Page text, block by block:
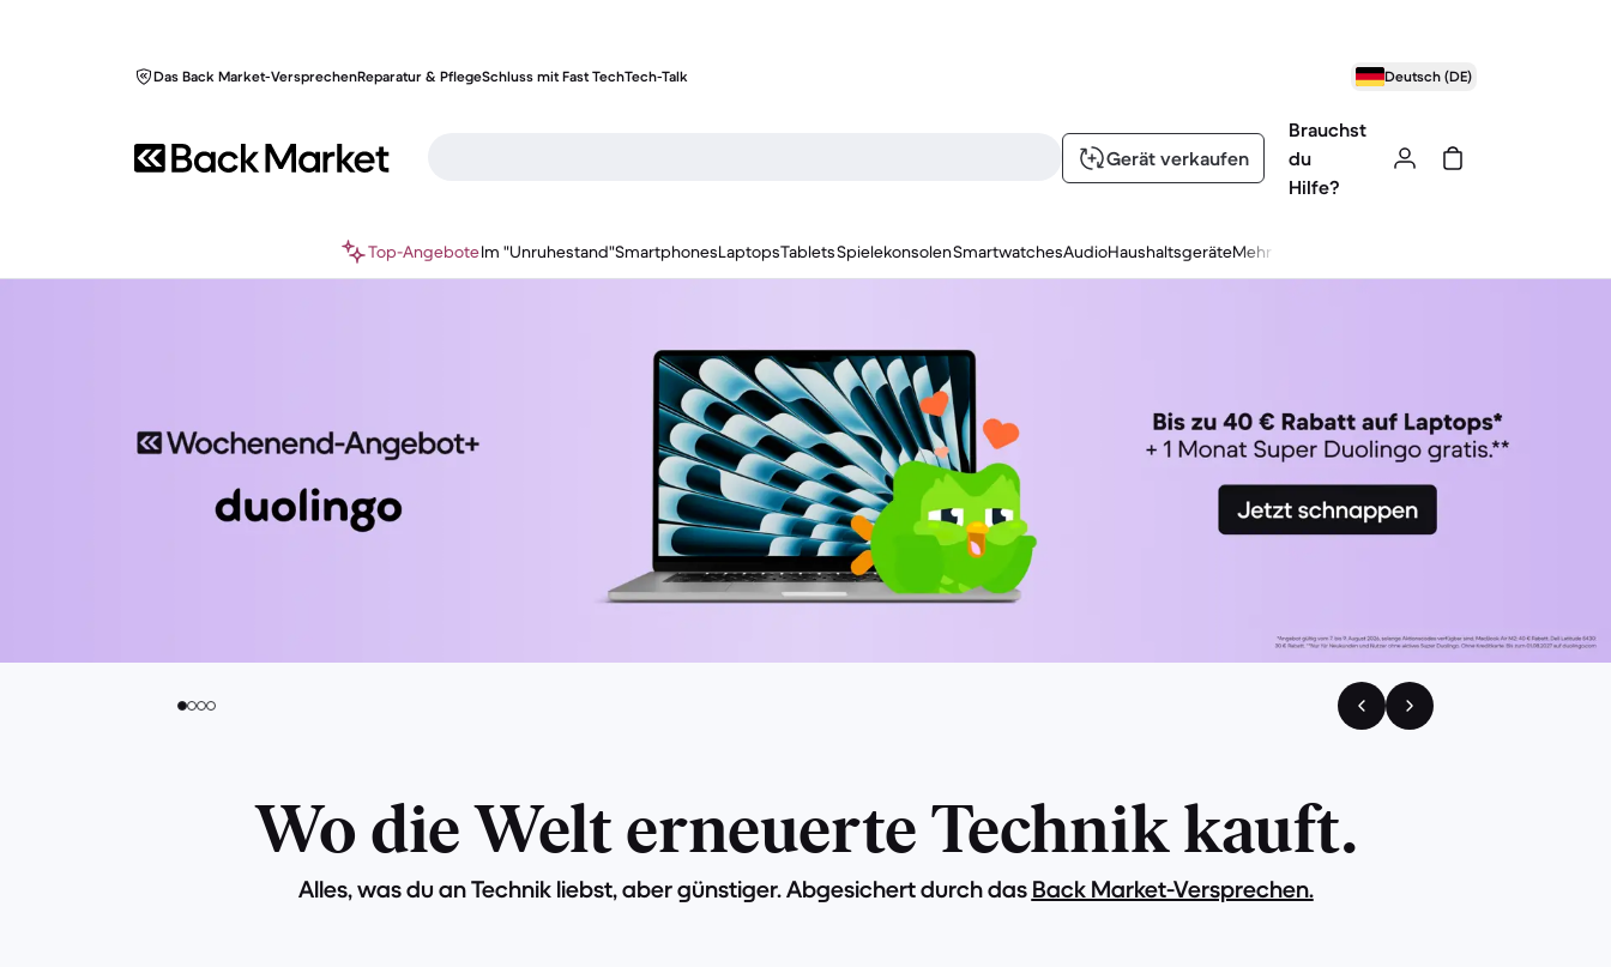
Das Back Market-VersprechenReparatur & PflegeSchluss mit Fast TechTech-Talk Deutsch (DE)
Gerät verkaufen
Brauchst
du
Hilfe?
Top-AngeboteIm "Unruhestand"SmartphonesLaptopsTabletsSpielekonsolenSmartwatchesAudioHaushaltsgeräteMehr
Wo die Welt erneuerte Technik kauft.
Alles, was du an Technik liebst, aber günstiger. Abgesichert durch das Back Market-Versprechen.